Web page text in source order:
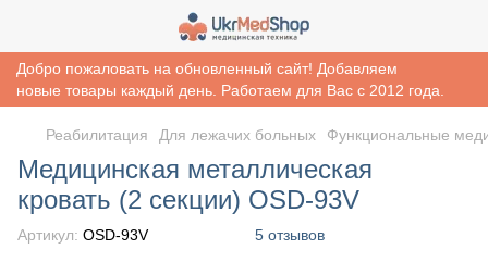
Добро пожаловать на обновленный сайт! Добавляем
новые товары каждый день. Работаем для Вас с 2012 года.
Реабилитация Для лежачих больных Функциональные
Медицинская металлическая
кровать (2 секции) OSD-93V
Артикул: OSD-93V 5 отзывов